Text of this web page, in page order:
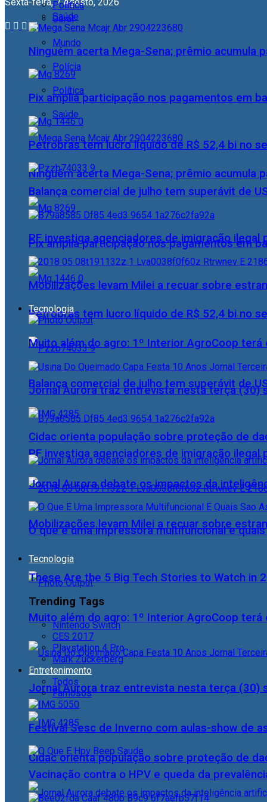
Geral
Mundo
Polícia
Política
Saúde
Ninguém acerta Mega-Sena; prêmio acumula
Pix amplia participação nos pagamentos em
Petrobras tem lucro líquido de R$ 52,4 bi no
Balança comercial de julho tem superávit de
PF investiga agenciadores de imigração ilegal
Mobilizações levam Milei a recuar sobre
Tecnologia
Muito além do agro: 1º Interior AgroCoop
Jornal Aurora traz entrevista nesta terça (30)
Cidac orienta população sobre proteção de
Política
Saúde
Ninguém acerta Mega-Sena; prêmio acumula
Pix amplia participação nos pagamentos em
Petrobras tem lucro líquido de R$ 52,4 bi no
Balança comercial de julho tem superávit de
PF investiga agenciadores de imigração ilegal
Mobilizações levam Milei a recuar sobre
Tecnologia
Muito além do agro: 1º Interior AgroCoop
Jornal Aurora traz entrevista nesta terça (30)
Cidac orienta população sobre proteção de
Jornal Aurora debate os impactos da
O que é uma impressora multifuncional e
These Are the 5 Big Tech Stories to Watch in
Trending Tags
Nintendo Switch
CES 2017
Playstation 4 Pro
Mark Zuckerberg
Entretenimento
Todos
Famosos
Festival Sesc de Inverno com aulas-show de
Vacinação contra o HPV e queda da